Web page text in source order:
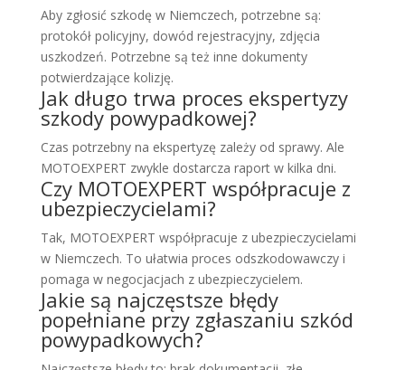
Aby zgłosić szkodę w Niemczech, potrzebne są:
protokół policyjny, dowód rejestracyjny, zdjęcia
uszkodzeń. Potrzebne są też inne dokumenty
potwierdzające kolizję.
Jak długo trwa proces ekspertyzy
szkody powypadkowej?
Czas potrzebny na ekspertyzę zależy od sprawy. Ale
MOTOEXPERT zwykle dostarcza raport w kilka dni.
Czy MOTOEXPERT współpracuje z
ubezpieczycielami?
Tak, MOTOEXPERT współpracuje z ubezpieczycielami
w Niemczech. To ułatwia proces odszkodowawczy i
pomaga w negocjacjach z ubezpieczycielem.
Jakie są najczęstsze błędy
popełniane przy zgłaszaniu szkód
powypadkowych?